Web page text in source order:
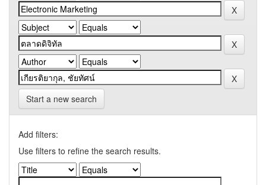
Start a new search
Add filters:
Use filters to refine the search results.